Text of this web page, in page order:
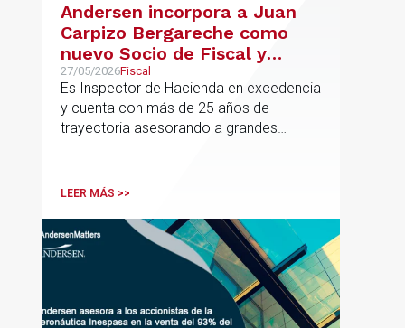
Andersen incorpora a Juan
Carpizo Bergareche como
nuevo Socio de Fiscal y
responsable de la práctica
ibérica de Fiscalidad Local
27/05/2026Fiscal
Es Inspector de Hacienda en excedencia
y cuenta con más de 25 años de
trayectoria asesorando a grandes
principalmente en los sectores
medioambiental
LEER MÁS >>